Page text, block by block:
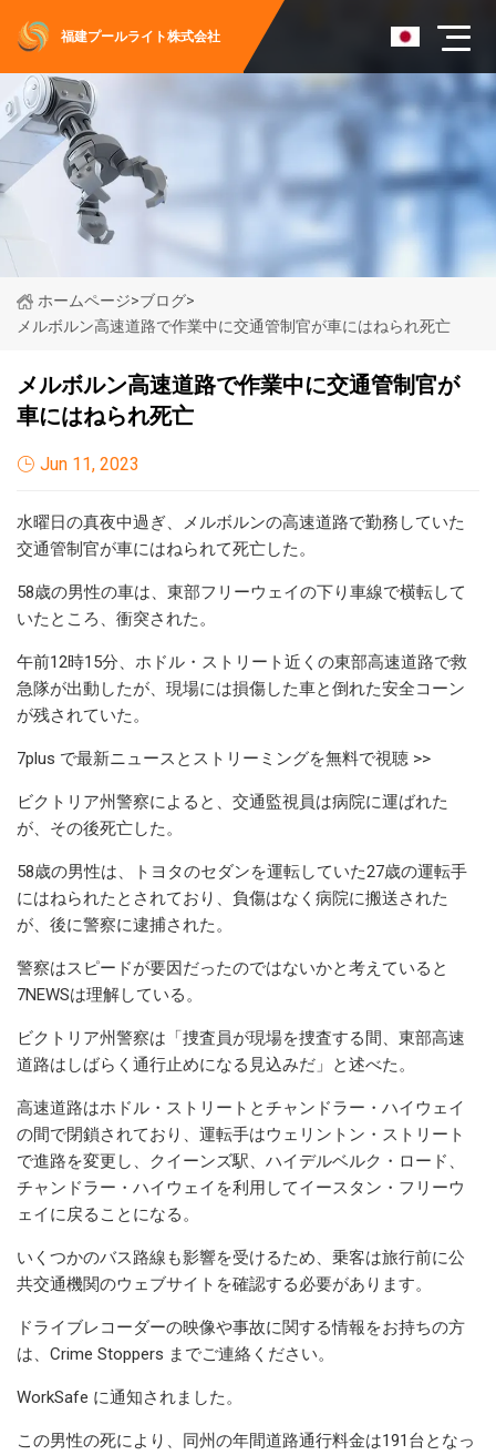
福建プールライト株式会社
ホームページ>ブログ>
メルボルン高速道路で作業中に交通管制官が車にはねられ死亡
メルボルン高速道路で作業中に交通管制官が
車にはねられ死亡
Jun 11, 2023
水曜日の真夜中過ぎ、メルボルンの高速道路で勤務していた
交通管制官が車にはねられて死亡した。
58歳の男性の車は、東部フリーウェイの下り車線で横転して
いたところ、衝突された。
午前12時15分、ホドル・ストリート近くの東部高速道路で救
急隊が出動したが、現場には損傷した車と倒れた安全コーン
が残されていた。
7plus で最新ニュースとストリーミングを無料で視聴 >>
ビクトリア州警察によると、交通監視員は病院に運ばれた
が、その後死亡した。
58歳の男性は、トヨタのセダンを運転していた27歳の運転手
にはねられたとされており、負傷はなく病院に搬送された
が、後に警察に逮捕された。
警察はスピードが要因だったのではないかと考えていると
7NEWSは理解している。
ビクトリア州警察は「捜査員が現場を捜査する間、東部高速
道路はしばらく通行止めになる見込みだ」と述べた。
高速道路はホドル・ストリートとチャンドラー・ハイウェイ
の間で閉鎖されており、運転手はウェリントン・ストリート
で進路を変更し、クイーンズ駅、ハイデルベルク・ロード、
チャンドラー・ハイウェイを利用してイースタン・フリーウ
ェイに戻ることになる。
いくつかのバス路線も影響を受けるため、乗客は旅行前に公
共交通機関のウェブサイトを確認する必要があります。
ドライブレコーダーの映像や事故に関する情報をお持ちの方
は、Crime Stoppers までご連絡ください。
WorkSafe に通知されました。
この男性の死により、同州の年間道路通行料金は191台となっ